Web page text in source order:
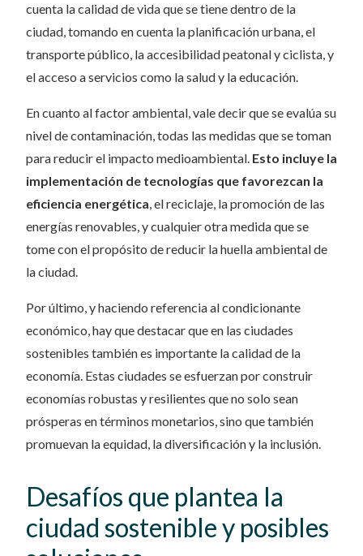
cuenta la calidad de vida que se tiene dentro de la
ciudad, tomando en cuenta la planificación urbana, el
transporte público, la accesibilidad peatonal y ciclista, y
el acceso a servicios como la salud y la educación.
En cuanto al factor ambiental, vale decir que se evalúa su
nivel de contaminación, todas las medidas que se toman
para reducir el impacto medioambiental. Esto incluye la
implementación de tecnologías que favorezcan la
eficiencia energética, el reciclaje, la promoción de las
energías renovables, y cualquier otra medida que se
tome con el propósito de reducir la huella ambiental de
la ciudad.
Por último, y haciendo referencia al condicionante
económico, hay que destacar que en las ciudades
sostenibles también es importante la calidad de la
economía. Estas ciudades se esfuerzan por construir
economías robustas y resilientes que no solo sean
prósperas en términos monetarios, sino que también
promuevan la equidad, la diversificación y la inclusión.
Desafíos que plantea la
ciudad sostenible y posibles